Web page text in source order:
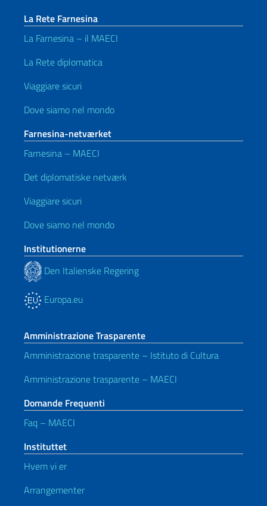
La Rete Farnesina
La Farnesina – il MAECI
La Rete diplomatica
Viaggiare sicuri
Dove siamo nel mondo
Farnesina-netværket
Farnesina – MAECI
Det diplomatiske netværk
Viaggiare sicuri
Dove siamo nel mondo
Institutionerne
Den Italienske Regering
Europa.eu
Amministrazione Trasparente
Amministrazione trasparente – Istituto di Cultura
Amministrazione trasparente – MAECI
Domande Frequenti
Faq – MAECI
Instituttet
Hvem vi er
Arrangementer